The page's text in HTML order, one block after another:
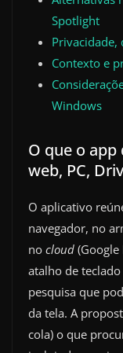
Spotlight
Privacidade,
Contexto e
Windows
O que o app
web, PC,
O aplicativo
navegador, no
no cloud
atalho de
pesquisa que
da tela. A
cola) o que